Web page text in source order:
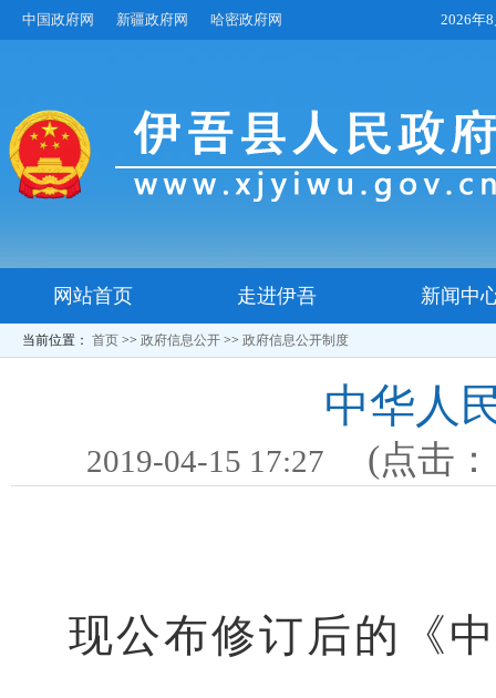
中国政府网 新疆政府网 哈密政府网 2026年
网站首页 走进伊吾 新闻中
当前位置： 首页 >> 政府信息公开 >> 政府信息公开制度
中华人
2019-04-15 17:27 (点击
现公布修订后的《